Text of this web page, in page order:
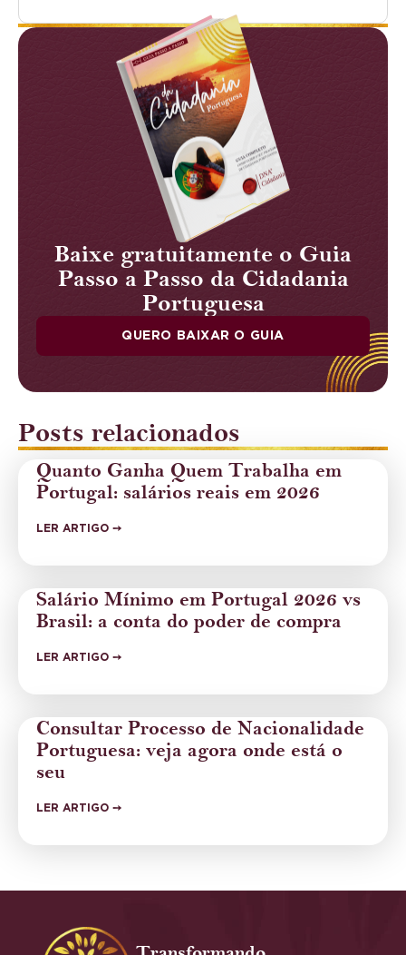
Baixe gratuitamente o Guia
Passo a Passo da Cidadania
Portuguesa
QUERO BAIXAR O GUIA
Posts relacionados
Quanto Ganha Quem Trabalha em
Portugal: salários reais em 2026
LER ARTIGO ➙
Salário Mínimo em Portugal 2026 vs
Brasil: a conta do poder de compra
LER ARTIGO ➙
Consultar Processo de Nacionalidade
Portuguesa: veja agora onde está o
seu
LER ARTIGO ➙